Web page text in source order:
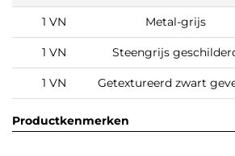
1 VN Metal-grijs
1 VN Steengrijs
1 VN Getextureerd zwart
Productkenmerken